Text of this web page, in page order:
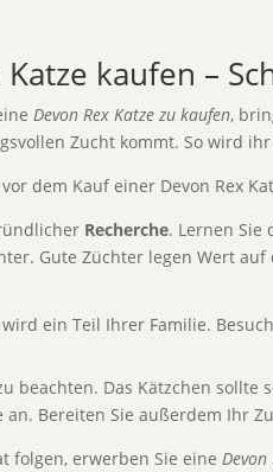
Katze kaufen –
Devon Rex Katze zu kaufen,
Zucht kommt. So wird
Recherche. Lernen Sie
Gute Züchter legen Wert
wird ein Teil Ihrer Familie.
beachten. Das Kätzchen
an. Bereiten Sie außerdem Ihr
folgen, erwerben Sie eine Devon